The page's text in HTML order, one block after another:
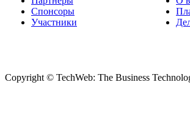
Спонсоры
Участники
Copyright © TechWeb: The Business